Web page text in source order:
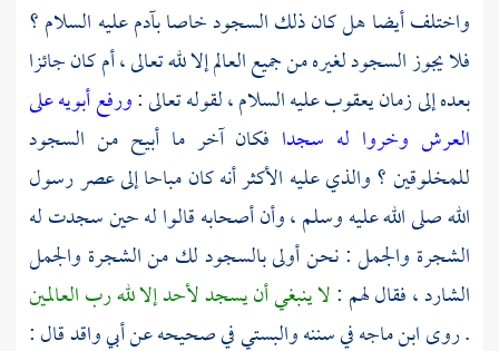
واختلف أيضا هل كان ذلك السجود خاصابآدمعليه السلام ؟
فلا يجوز السجود لغيره من جميع العالم إلا لله تعالى ، أم كان جائزا
بعده إلى زمانيعقوبعليه السلام ، لقوله تعالى :ورفع أبويه على
العرش وخروا له سجدا فكان آخر ما أبيح من السجود
للمخلوقين ؟ والذي عليه الأكثر أنه كان مباحا إلى عصر رسول
الله صلى الله عليه وسلم ، وأن أصحابه قالوا له حين سجدت له
الشجرة والجمل : نحن أولى بالسجود لك من الشجرة والجمل
الشارد ، فقال لهم :لا ينبغي أن يسجد لأحد إلا لله رب العالمين
. روىابن ماجهفي سننهوالبستيفي صحيحه عنأبي واقدقال :